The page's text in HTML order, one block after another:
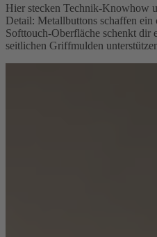
Hier stecken Technik-Knowhow
Detail: Metallbuttons schaffen
Softtouch-Oberfläche schenkt dir
seitlichen Griffmulden